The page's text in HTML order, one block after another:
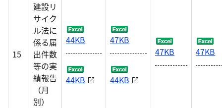
15
建設リ
サイク
ル法に
係る届
出件数
等の実
績報告
（月
別）
44KB
44KB
47KB
44KB
47KB 47KB